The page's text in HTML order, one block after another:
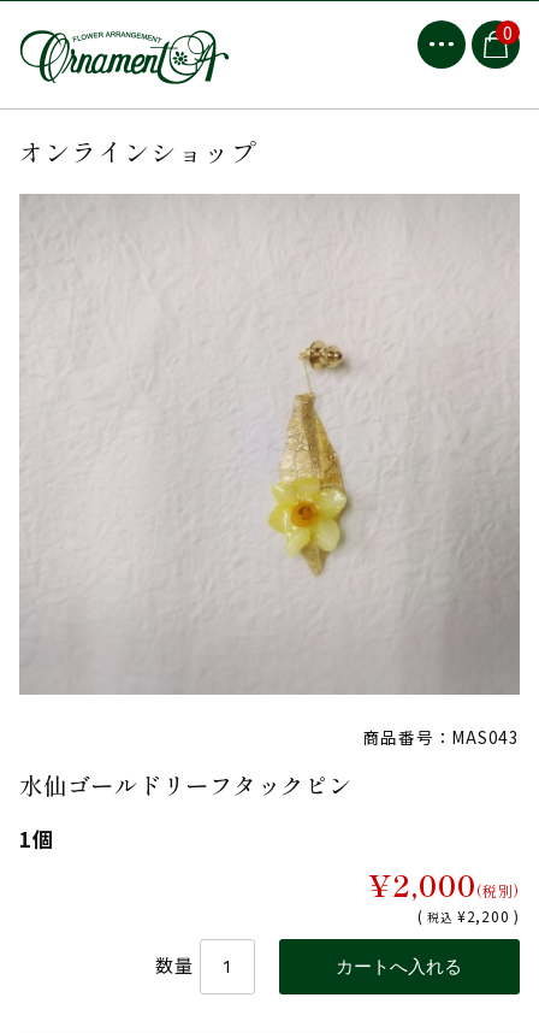
0
オンラインショップ
商品番号：MAS043
水仙ゴールドリーフタックピン
1個
¥2,000(税別)
(税込 ¥2,200 )
数量